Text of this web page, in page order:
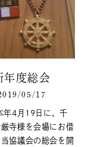
年度総会
05/17
4月19日に、千
寺様を会場にお借
当協議会の総会を開